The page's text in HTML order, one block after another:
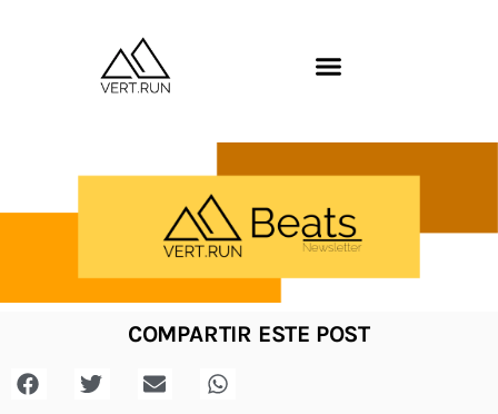
COMPARTIR ESTE POST